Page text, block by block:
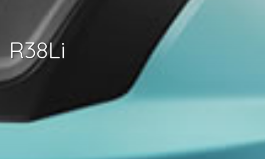
R38Li